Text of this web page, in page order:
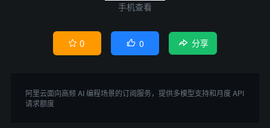
手机查看
 0  0 分享
阿里云面向高频 AI 编程场景的订阅服务，提供多模型支持和月度 API
请求额度